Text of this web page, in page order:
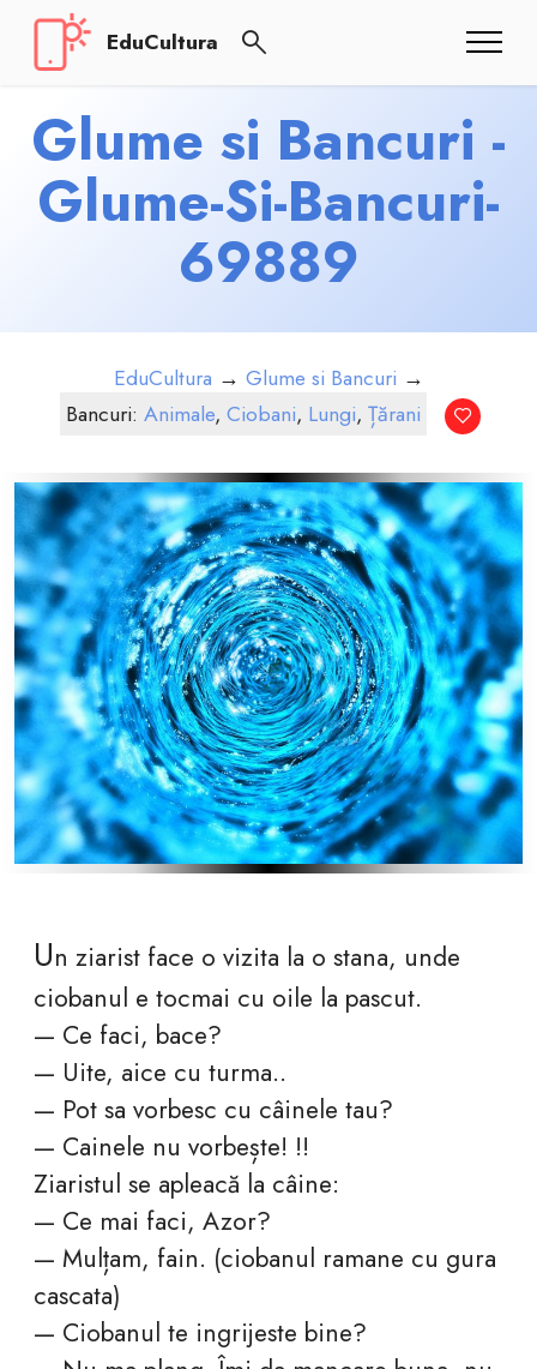
EduCultura
Glume si Bancuri -
Glume-Si-Bancuri-
69889
EduCultura → Glume si Bancuri →
Bancuri:Animale,Ciobani, Lungi,Țărani
Un ziarist face o vizita la o stana, unde
ciobanul e tocmai cu oile la pascut.
— Ce faci, bace?
— Uite, aice cu turma..
— Pot sa vorbesc cu câinele tau?
— Cainele nu vorbește! !!
Ziaristul se apleacă la câine:
— Ce mai faci, Azor?
— Mulțam, fain. (ciobanul ramane cu gura
cascata)
— Ciobanul te ingrijeste bine?